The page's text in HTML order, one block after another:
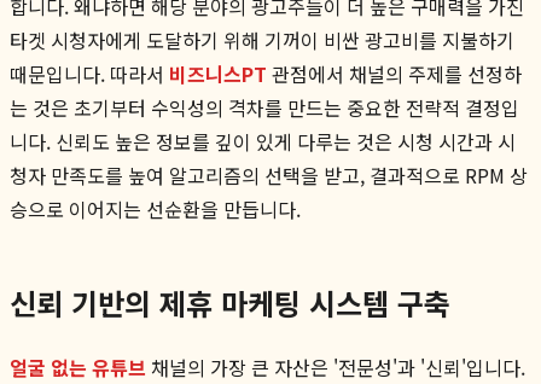
타겟 시청자에게 도달하기 위해 기꺼이 비싼 광고비를 지불하기
때문입니다. 따라서 비즈니스PT 관점에서 채널의 주제를 선정하
는 것은 초기부터 수익성의 격차를 만드는 중요한 전략적 결정입
니다. 신뢰도 높은 정보를 깊이 있게 다루는 것은 시청 시간과 시
청자 만족도를 높여 알고리즘의 선택을 받고, 결과적으로 RPM 상
승으로 이어지는 선순환을 만듭니다.
신뢰 기반의 제휴 마케팅 시스템 구축
얼굴 없는 유튜브 채널의 가장 큰 자산은 '전문성'과 '신뢰'입니다.